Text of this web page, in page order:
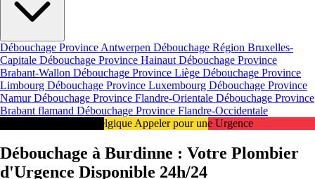
Débouchage Province Antwerpen Débouchage Région Bruxelles-
Capitale Débouchage Province Hainaut Débouchage Province
Brabant-Wallon Débouchage Province Liège Débouchage Province
Limbourg Débouchage Province Luxembourg Débouchage Province
NamurDébouchage Province Flandre-Orientale Débouchage Province
Brabant flamand Débouchage Province Flandre-Occidentale
Intervention 24/7 en Belgique Appeler pour une Urgence
Débouchage à Burdinne : Votre Plombier
d'Urgence Disponible 24h/24